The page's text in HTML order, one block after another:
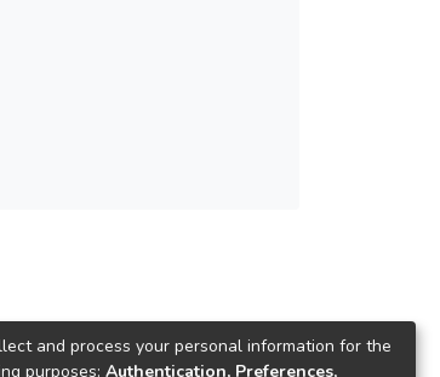
and process your personal information for the
purposes: Authentication, Preferences,